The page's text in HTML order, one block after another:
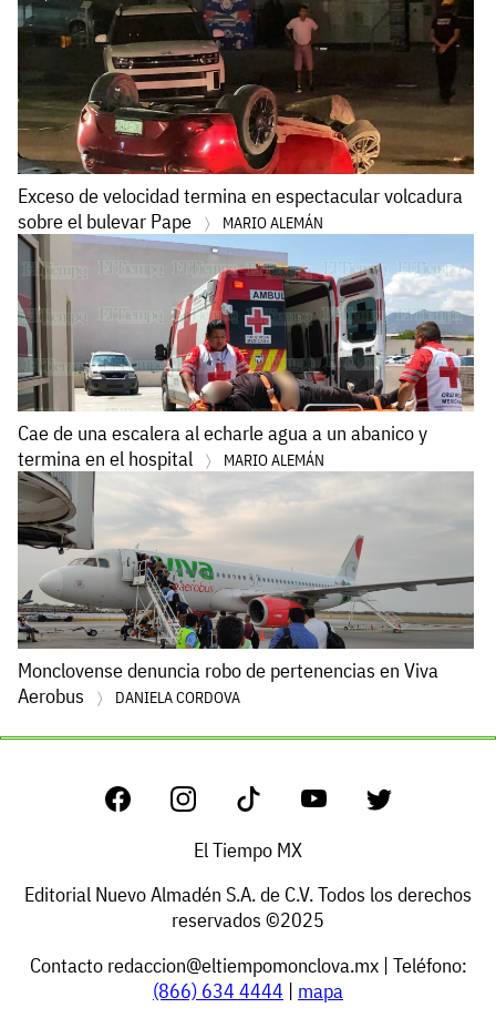
Exceso de velocidad termina en espectacular volcadura
sobre el bulevar Pape
MARIO ALEMÁN
Cae de una escalera al echarle agua a un abanico y
termina en el hospital
MARIO ALEMÁN
Monclovense denuncia robo de pertenencias en Viva
Aerobus
DANIELA CORDOVA
El Tiempo MX
Editorial Nuevo Almadén S.A. de C.V. Todos los derechos
reservados ©2025
Contacto redaccion@eltiempomonclova.mx| Teléfono:
(866) 634 4444 | mapa